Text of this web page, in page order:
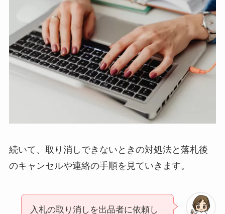
続いて、取り消しできないときの対処法と落札後
のキャンセルや連絡の手順を見ていきます。
入札の取り消しを出品者に依頼し